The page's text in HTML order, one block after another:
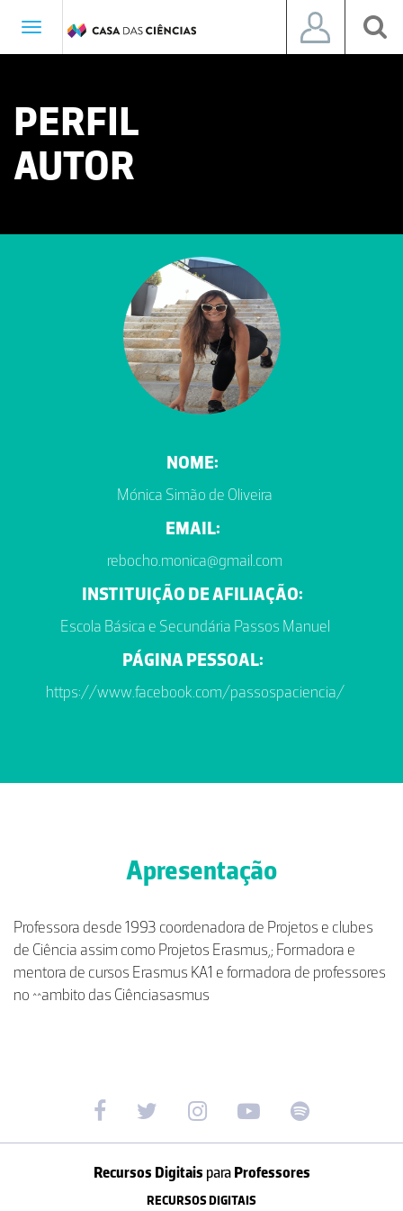
Toggle
PERFIL
AUTOR
NOME:
Mónica Simão de Oliveira
EMAIL:
rebocho.monica@gmail.com
INSTITUIÇÃO DE AFILIAÇÃO:
Escola Básica e Secundária Passos Manuel
PÁGINA PESSOAL:
https://www.facebook.com/passospaciencia/
Apresentação
Professora desde 1993 coordenadora de Projetos e clubes
de Ciência assim como Projetos Erasmus,; Formadora e
mentora de cursos Erasmus KA1 e formadora de professores
no ^^ambito das Ciênciasasmus
Recursos Digitais paraProfessores
RECURSOS DIGITAIS